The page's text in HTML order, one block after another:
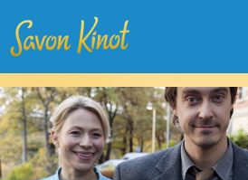
Video
Player